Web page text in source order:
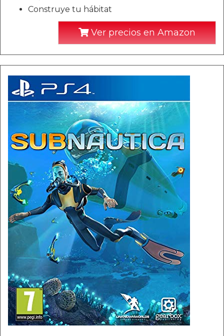
Construye tu hábitat
Ver precios en Amazon